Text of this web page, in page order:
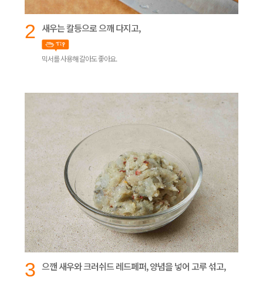
2 새우는 칼등으로 으깨 다지고,
믹서를 사용해 갈아도 좋아요.
3 으깬 새우와 크러쉬드 레드페퍼, 양념을 넣어 고루 섞고,